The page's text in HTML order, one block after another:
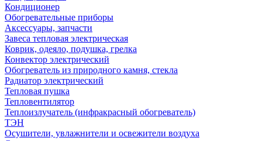
Кондиционер
Обогревательные приборы
Аксессуары, запчасти
Завеса тепловая электрическая
Коврик, одеяло, подушка, грелка
Конвектор электрический
Обогреватель из природного камня, стекла
Радиатор электрический
Тепловая пушка
Тепловентилятор
Теплоизлучатель (инфракрасный обогреватель)
ТЭН
Осушители, увлажнители и освежители воздуха